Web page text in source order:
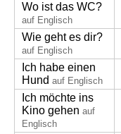
Wo ist das WC?
auf Englisch
Wie geht es dir?
auf Englisch
Ich habe einen
Hund auf Englisch
Ich möchte ins
Kino gehen auf
Englisch